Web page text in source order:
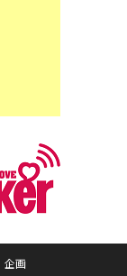
企画